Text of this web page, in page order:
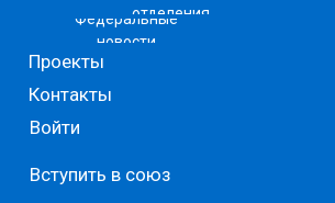
Проекты
Контакты
Войти
Вступить в союз
отделения
Федеральные
новости